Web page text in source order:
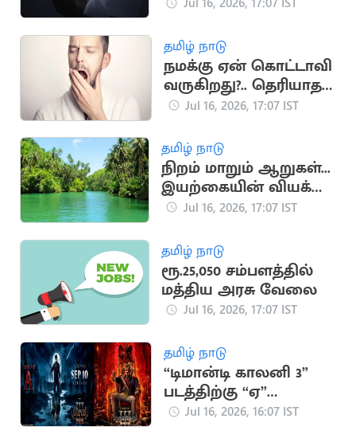
தமிழ் நாடு
நமக்கு ஏன் கொட்டாவி
வருகிறது?.. தெரியாத
சுவாரஸ்ய
Jul 16, 2026, 17:07 IST
தமிழ் நாடு
நிறம் மாறும் ஆறுகள்...
இயற்கையின் வியக்க
வைக்கும்
Jul 16, 2026, 17:07 IST
தமிழ் நாடு
ரூ.25,050 சம்பளத்தில்
மத்திய அரசு வேலை
Jul 16, 2026, 17:07 IST
தமிழ் நாடு
“டிமான்டி காலனி 3”
படத்திற்கு “ஏ”
சான்றிதழ் வழங்கிய
Jul 16, 2026, 16:07 IST